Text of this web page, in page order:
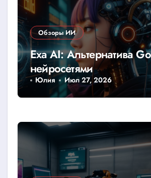
Обзоры ИИ
Exa AI: Альтернатива
нейросетями
Юлия Июл 27, 2026